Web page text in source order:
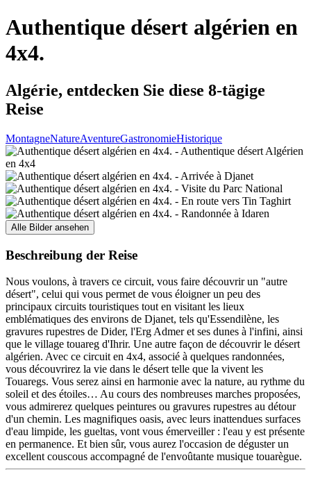
Authentique désert algérien en
4x4.
Algérie, entdecken Sie diese 8-tägige
Reise
MontagneNatureAventureGastronomieHistorique
Alle Bilder ansehen
Beschreibung der Reise
Nous voulons, à travers ce circuit, vous faire découvrir un "autre
désert", celui qui vous permet de vous éloigner un peu des
principaux circuits touristiques tout en visitant les lieux
emblématiques des environs de Djanet, tels qu'Essendilène, les
gravures rupestres de Dider, l'Erg Admer et ses dunes à l'infini, ainsi
que le village touareg d'Ihrir. Une autre façon de découvrir le désert
algérien. Avec ce circuit en 4x4, associé à quelques randonnées,
vous découvrirez la vie dans le désert telle que la vivent les
Touaregs. Vous serez ainsi en harmonie avec la nature, au rythme du
soleil et des étoiles… Au cours des nombreuses marches proposées,
vous admirerez quelques peintures ou gravures rupestres au détour
d'un chemin. Les magnifiques oasis, avec leurs inattendues surfaces
d'eau limpide, les gueltas, vont vous émerveiller : l'eau y est présente
en permanence. Et bien sûr, vous aurez l'occasion de déguster un
excellent couscous accompagné de l'envoûtante musique touarègue.